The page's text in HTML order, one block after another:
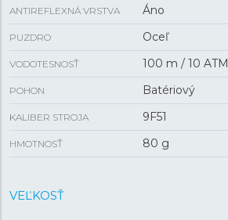
ANTIREFLEXNÁ VRSTVA Áno
PUZDRO Oceľ
VODOTESNOSŤ 100 m / 10 ATM
POHON Batériový
KALIBER STROJA 9F51
HMOTNOSŤ 80 g
VEĽKOSŤ